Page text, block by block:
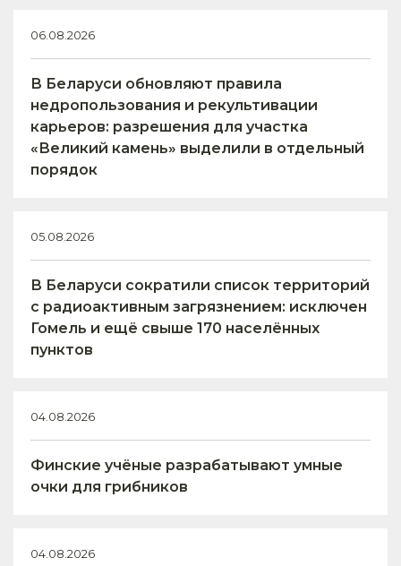
06.08.2026
В Беларуси обновляют правила
недропользования и рекультивации
карьеров: разрешения для участка
«Великий камень» выделили в отдельный
порядок
05.08.2026
В Беларуси сократили список территорий
с радиоактивным загрязнением: исключен
Гомель и ещё свыше 170 населённых
пунктов
04.08.2026
Финские учёные разрабатывают умные
очки для грибников
04.08.2026